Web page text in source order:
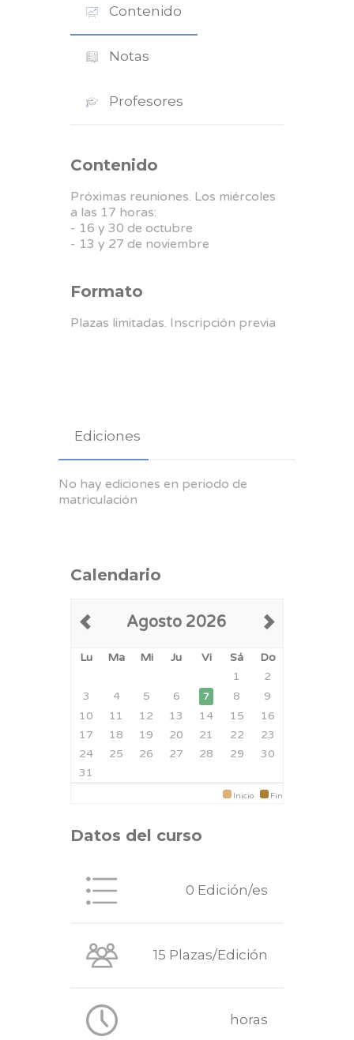
Contenido
Notas
Profesores
Contenido
Próximas reuniones. Los miércoles
a las 17 horas:
- 16 y 30 de octubre
- 13 y 27 de noviembre
Formato
Plazas limitadas. Inscripción previa
Ediciones
No hay ediciones en periodo de
matriculación
Calendario
Agosto 2026
Lu Ma Mi Ju Vi Sá
Do
1
2
3
4 5 6 7 8
9
10
11 12 13 14 15
16
17
18 19 20 21 22
23
24
25 26 27 28 29
30
31
Inicio Fin
Datos del curso
0 Edición/es
15 Plazas/Edición
horas